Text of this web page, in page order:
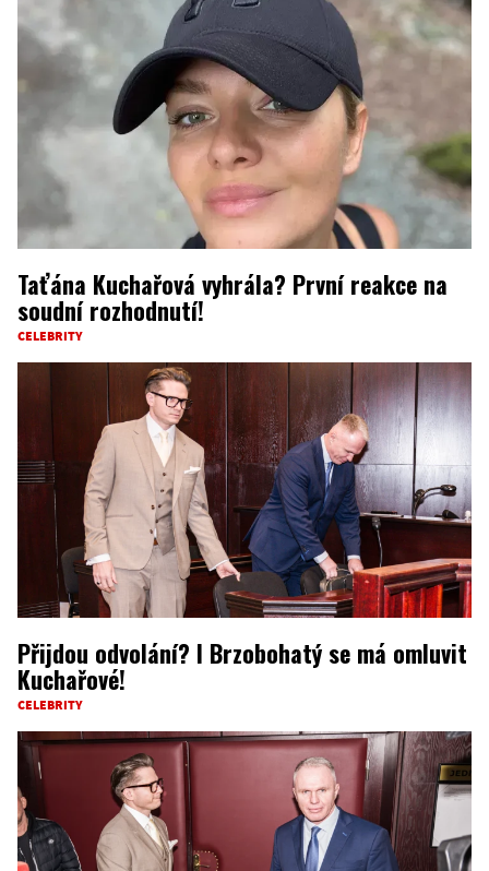
Taťána Kuchařová vyhrála? První reakce na
soudní rozhodnutí!
CELEBRITY
Přijdou odvolání? I Brzobohatý se má omluvit
Kuchařové!
CELEBRITY